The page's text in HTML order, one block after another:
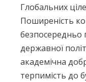
Глобальних
Поширеність
безпосередньо
державної
академічна
терпимість до